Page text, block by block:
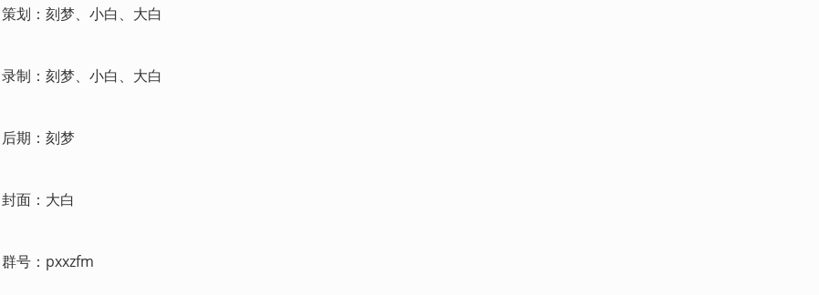
策划：刻梦、小白、大白
录制：刻梦、小白、大白
后期：刻梦
封面：大白
群号：pxxzfm